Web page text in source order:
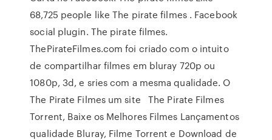
68,725 people like The pirate filmes . Facebook
social plugin. The pirate filmes.
ThePirateFilmes.com foi criado com o intuito
de compartilhar filmes em bluray 720p ou
1080p, 3d, e sries com a mesma qualidade. O
The Pirate Filmes um site The Pirate Filmes
Torrent, Baixe os Melhores Filmes Lançamentos
qualidade Bluray, Filme Torrent e Download de